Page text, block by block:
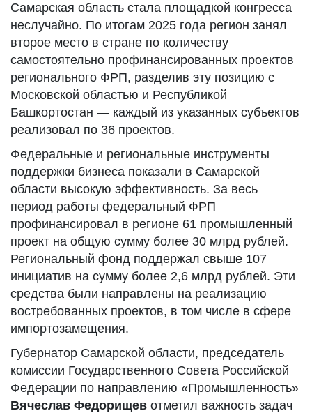
Самарская область стала площадкой конгресса
неслучайно. По итогам 2025 года регион занял
второе место в стране по количеству
самостоятельно профинансированных проектов
регионального ФРП, разделив эту позицию с
Московской областью и Республикой
Башкортостан — каждый из указанных субъектов
реализовал по 36 проектов.
Федеральные и региональные инструменты
поддержки бизнеса показали в Самарской
области высокую эффективность. За весь
период работы федеральный ФРП
профинансировал в регионе 61 промышленный
проект на общую сумму более 30 млрд рублей.
Региональный фонд поддержал свыше 107
инициатив на сумму более 2,6 млрд рублей. Эти
средства были направлены на реализацию
востребованных проектов, в том числе в сфере
импортозамещения.
Губернатор Самарской области, председатель
комиссии Государственного Совета Российской
Федерации по направлению «Промышленность»
Вячеслав Федорищев отметил важность задач